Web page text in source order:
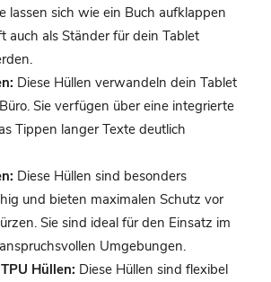
lassen sich wie ein Buch aufklappen
auch als Ständer für dein Tablet
Diese Hüllen verwandeln dein Tablet
Sie verfügen über eine integrierte
Tippen langer Texte deutlich
Diese Hüllen sind besonders
und bieten maximalen Schutz vor
Sie sind ideal für den Einsatz im
Umgebungen.
Hüllen: Diese Hüllen sind flexibel